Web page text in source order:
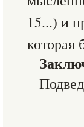
15...) и
которая